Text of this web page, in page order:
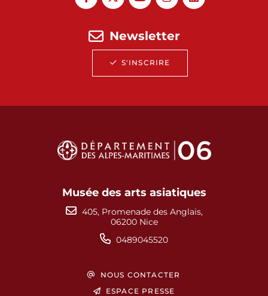
Newsletter
S'INSCRIRE
Musée des arts asiatiques
405, Promenade des Anglais,
06200 Nice
0489045520
NOUS CONTACTER
ESPACE PRESSE